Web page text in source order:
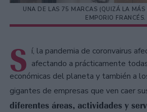
UNA DE LAS 75 MARCAS (QUIZÁ LA
EMPORIO FRANCÉS.
S í, la pandemia de coronvairus
afectando a prácticamente
económicas del planeta y también a
gigantes de empresas que ven caer
diferentes áreas, actividades y